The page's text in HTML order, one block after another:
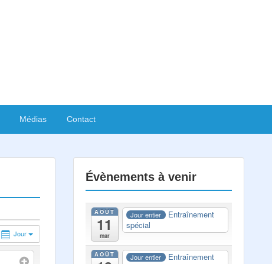
Médias Contact
Jour
Évènements à venir
AOÛT
11
mar
Jour entier
Entraînement
spécial
AOÛT Jour entier
Entraînement